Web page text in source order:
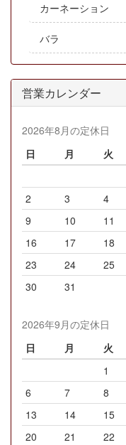
カーネーション
バラ
営業カレンダー
2026年8月の定休日
日
月 火
2
3 4
9
10 11
16
17 18
23
24 25
30
31
2026年9月の定休日
日
月 火
1
6
7 8
13
14 15
20
21 22